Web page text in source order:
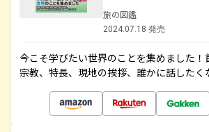
旅の図鑑
2024.07.18 発売
今こそ学びたい世界のことを集めました！
宗教、特長、現地の挨拶、誰かに話したく